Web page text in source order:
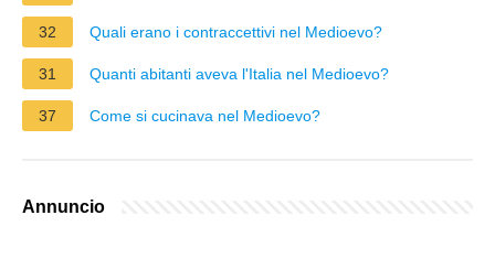
32 Quali erano i contraccettivi nel Medioevo?
31 Quanti abitanti aveva l'Italia nel Medioevo?
37 Come si cucinava nel Medioevo?
Annuncio